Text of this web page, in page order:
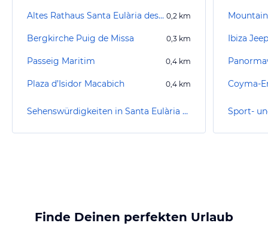
Altes Rathaus Santa Eulària des Riu 0,2 km
Bergkirche Puig de Missa 0,3 km
Passeig Maritim 0,4 km
Plaza d’Isidor Macabich 0,4 km
Sehenswürdigkeiten in Santa Eulària des Riu
Ibiza
Coyma-
Finde Deinen perfekten Urlaub